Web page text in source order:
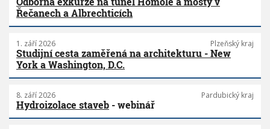
Řečanech a Albrechticích
1. září 2026 Plzeňský kraj
Studijní cesta zaměřená na architekturu - New
York a Washington, D.C.
8. září 2026 Pardubický kraj
Hydroizolace staveb - webinář